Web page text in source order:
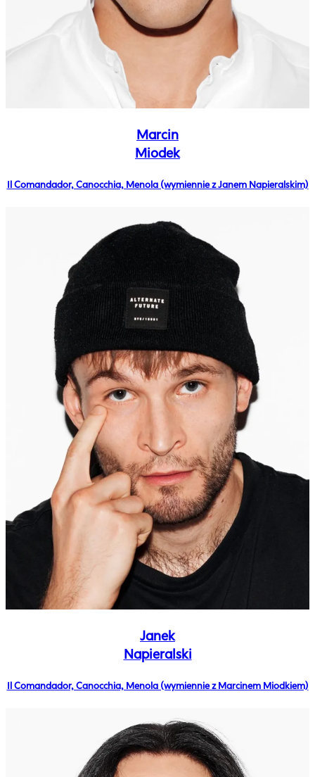
Marcin
Miodek
Il Comandador, Canocchia, Menola (wymiennie z Janem Napieralskim)
Janek
Napieralski
Il Comandador, Canocchia, Menola (wymiennie z Marcinem Miodkiem)